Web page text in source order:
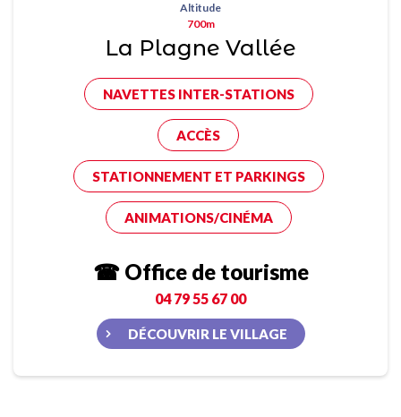
Altitude
700m
La Plagne Vallée
NAVETTES INTER-STATIONS
ACCÈS
STATIONNEMENT ET PARKINGS
ANIMATIONS/CINÉMA
☎ Office de tourisme
04 79 55 67 00
DÉCOUVRIR LE VILLAGE